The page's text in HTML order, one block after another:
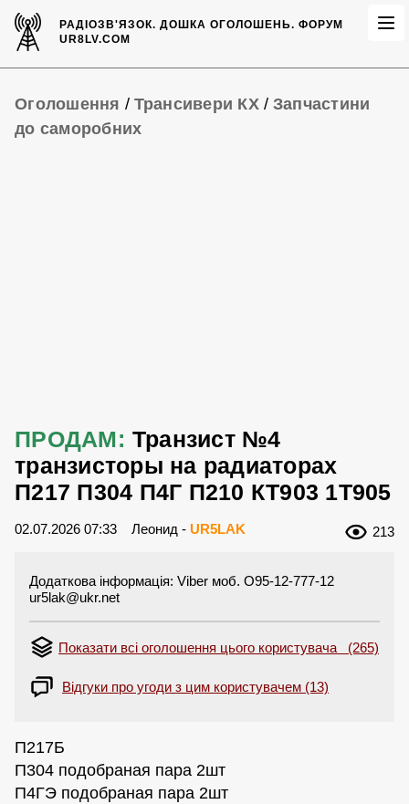
РАДІОЗВ'ЯЗОК.ДОШКА ОГОЛОШЕНЬ. ФОРУМ
UR8LV.COM
Оголошення / Трансивери КХ/ Запчастини
до саморобних
ПРОДАМ: Транзист №4
транзисторы на радиаторах
П217 П304 П4Г П210 КТ903 1Т905
02.07.2026 07:33 Леонид - UR5LAK 213
Додаткова інформація: Viber моб. O95-12-777-12
ur5lak@ukr.net
Показати всі оголошення цього користувача (265)
Відгуки про угоди з цим користувачем (13)
П217Б
П304 подобраная пара 2шт
П4ГЭ подобраная пара 2шт